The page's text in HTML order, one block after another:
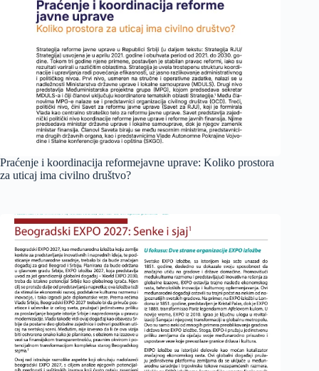
Praćenje i koordinacija reformejavne uprave: Koliko prostora
za uticaj ima civilno društvo?